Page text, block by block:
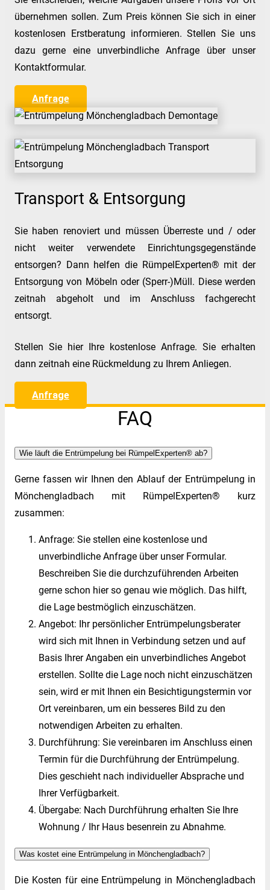
übernehmen sollen. Zum Preis können Sie sich in einer
kostenlosen Erstberatung informieren. Stellen Sie uns
dazu gerne eine unverbindliche Anfrage über unser
Kontaktformular.
Anfrage
Transport & Entsorgung
Sie haben renoviert und müssen Überreste und / oder
nicht weiter verwendete Einrichtungsgegenstände
entsorgen? Dann helfen die RümpelExperten® mit der
Entsorgung von Möbeln oder (Sperr-)Müll. Diese werden
zeitnah abgeholt und im Anschluss fachgerecht
entsorgt.
Stellen Sie hier Ihre kostenlose Anfrage. Sie erhalten
dann zeitnah eine Rückmeldung zu Ihrem Anliegen.
Anfrage
FAQ
Wie läuft die Entrümpelung bei RümpelExperten® ab?
Gerne fassen wir Ihnen den Ablauf der Entrümpelung in
Mönchengladbach mit RümpelExperten® kurz
zusammen:
Anfrage: Sie stellen eine kostenlose und
unverbindliche Anfrage über unser Formular.
Beschreiben Sie die durchzuführenden Arbeiten
gerne schon hier so genau wie möglich. Das hilft,
die Lage bestmöglich einzuschätzen.
Angebot: Ihr persönlicher Entrümpelungsberater
wird sich mit Ihnen in Verbindung setzen und auf
Basis Ihrer Angaben ein unverbindliches Angebot
erstellen. Sollte die Lage noch nicht einzuschätzen
sein, wird er mit Ihnen ein Besichtigungstermin vor
Ort vereinbaren, um ein besseres Bild zu den
notwendigen Arbeiten zu erhalten.
Durchführung: Sie vereinbaren im Anschluss einen
Termin für die Durchführung der Entrümpelung.
Dies geschieht nach individueller Absprache und
Ihrer Verfügbarkeit.
Übergabe: Nach Durchführung erhalten Sie Ihre
Wohnung / Ihr Haus besenrein zu Abnahme.
Was kostet eine Entrümpelung in Mönchengladbach?
Die Kosten für eine Entrümpelung in Mönchengladbach